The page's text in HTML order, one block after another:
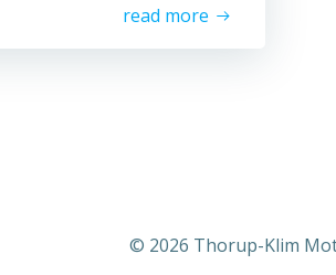
read more
© 2026 Thorup-Klim